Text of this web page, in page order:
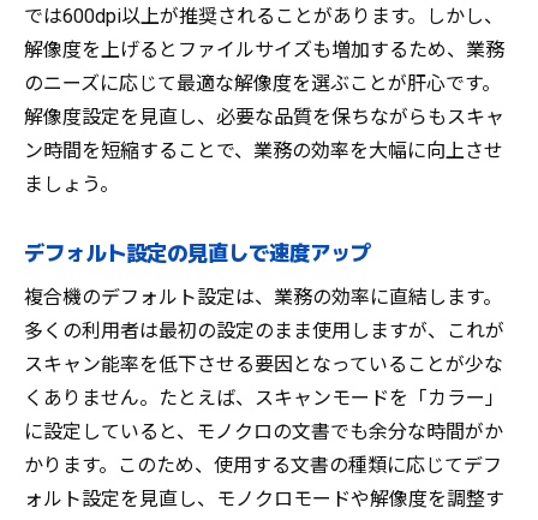
では600dpi以上が推奨されることがあります。しかし、
解像度を上げるとファイルサイズも増加するため、業務
のニーズに応じて最適な解像度を選ぶことが肝心です。
解像度設定を見直し、必要な品質を保ちながらもスキャ
ン時間を短縮することで、業務の効率を大幅に向上させ
ましょう。
デフォルト設定の見直しで速度アップ
複合機のデフォルト設定は、業務の効率に直結します。
多くの利用者は最初の設定のまま使用しますが、これが
スキャン能率を低下させる要因となっていることが少な
くありません。たとえば、スキャンモードを「カラー」
に設定していると、モノクロの文書でも余分な時間がか
かります。このため、使用する文書の種類に応じてデフ
ォルト設定を見直し、モノクロモードや解像度を調整す